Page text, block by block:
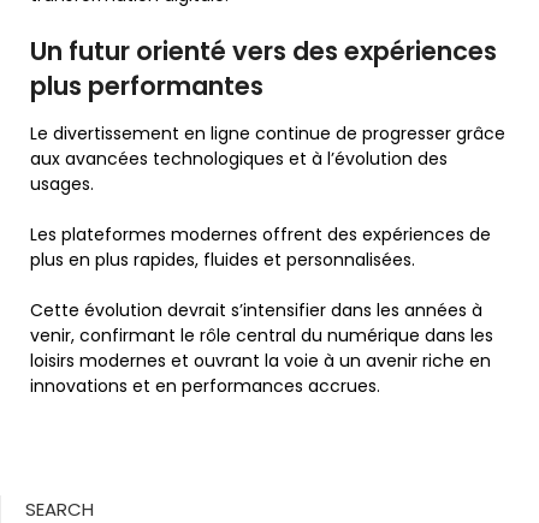
Un futur orienté vers des expériences
plus performantes
Le divertissement en ligne continue de progresser grâce
aux avancées technologiques et à l’évolution des
usages.
Les plateformes modernes offrent des expériences de
plus en plus rapides, fluides et personnalisées.
Cette évolution devrait s’intensifier dans les années à
venir, confirmant le rôle central du numérique dans les
loisirs modernes et ouvrant la voie à un avenir riche en
innovations et en performances accrues.
SEARCH